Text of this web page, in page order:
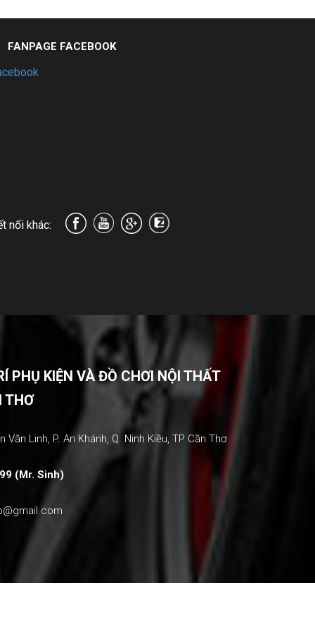
FANPAGE FACEBOOK
nối khác:
PHỤ KIỆN VÀ ĐỒ CHƠI NỘI THẤT
THƠ
Văn Linh, P. An Khánh, Q. Ninh Kiều, TP Cần Thơ
(Mr. Sinh)